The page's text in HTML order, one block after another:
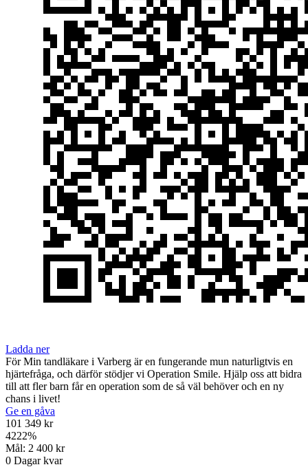
Ladda ner
För Min tandläkare i Varberg är en fungerande mun naturligtvis en
hjärtefråga, och därför stödjer vi Operation Smile. Hjälp oss att bidra
till att fler barn får en operation som de så väl behöver och en ny
chans i livet!
Ge en gåva
101 349 kr
4222%
Mål: 2 400 kr
0 Dagar kvar